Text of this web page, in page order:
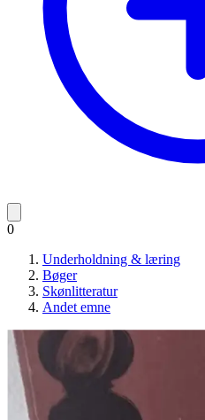
0
Underholdning & læring
Bøger
Skønlitteratur
Andet emne